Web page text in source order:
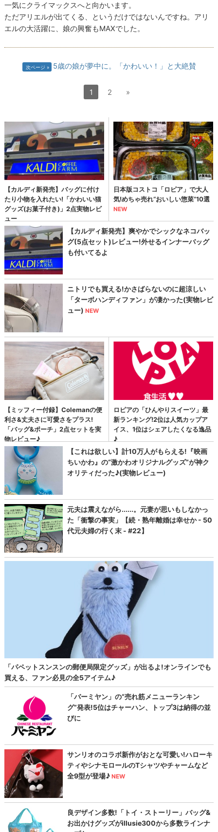
一気にクライマックスへと向かいます。
ただアリエルが出てくる、というだけではないんですね。アリ
エルの大活躍に、娘の興奮もMAXでした。
次ページ 5歳の娘が夢中に。「かわいい！」と大絶賛
1 2 »